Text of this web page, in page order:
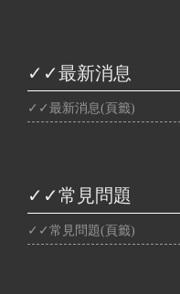
✓✓最新消息
✓✓最新消息(頁籤)
✓✓常見問題
✓✓常見問題(頁籤)